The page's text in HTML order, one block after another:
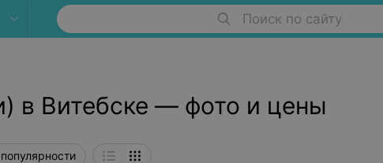
Поиск по сайту
в Витебске — фото и цены